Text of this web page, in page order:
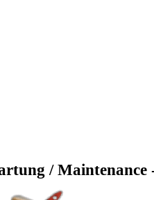
/ Maintenance